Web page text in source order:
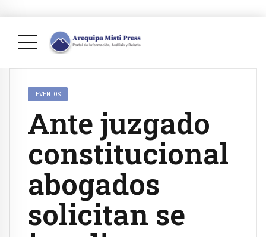
EVENTOS
Ante juzgado
constitucional
abogados
solicitan se